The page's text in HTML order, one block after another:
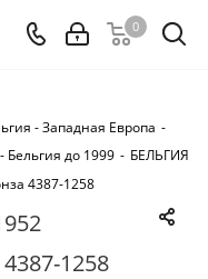
0
- Западная Европа -
Бельгия до 1999 - БЕЛЬГИЯ
4387-1258
1258